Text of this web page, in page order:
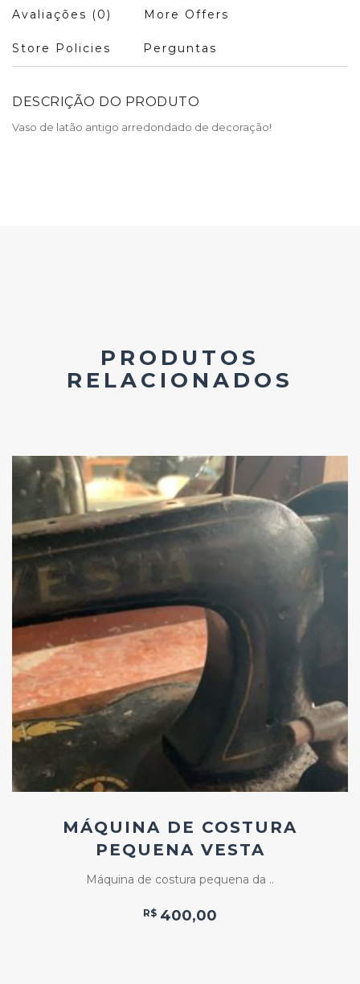
Avaliações (0) More Offers
Store Policies Perguntas
DESCRIÇÃO DO PRODUTO
Vaso de latão antigo arredondado de decoração!
PRODUTOS
RELACIONADOS
Add
ao
Favoritos
MÁQUINA DE COSTURA
PEQUENA VESTA
Máquina de costura pequena da ..
R$ 400,00